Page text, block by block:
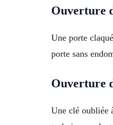
Ouverture
Une porte
porte sans
Ouverture
Une clé oubliée